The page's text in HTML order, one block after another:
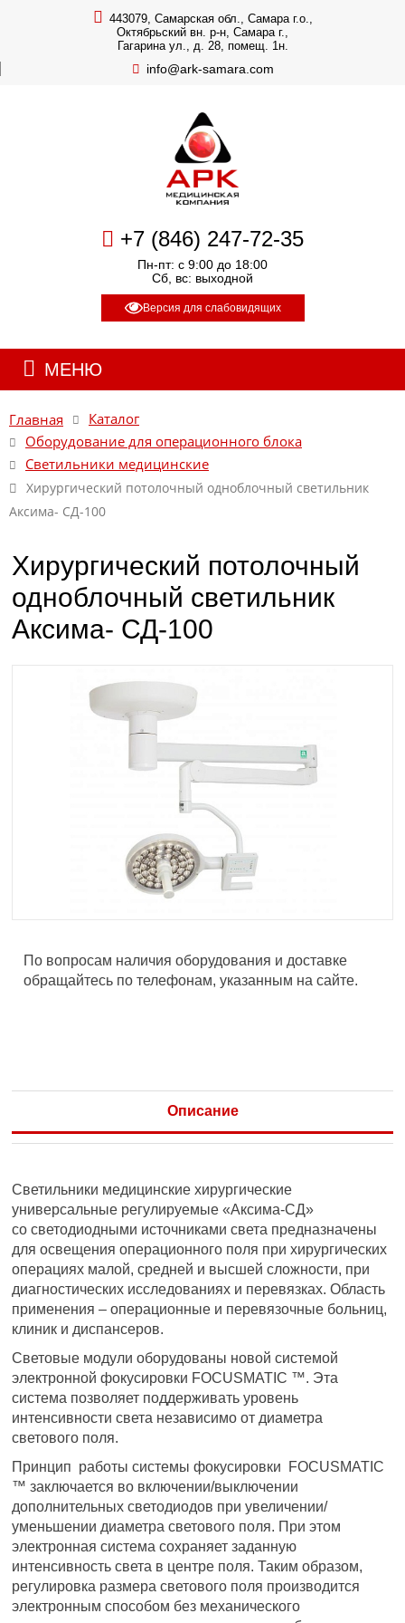
443079, Самарская обл., Самара г.о.,
Октябрьский вн. р-н, Самара г.,
Гагарина ул., д. 28, помещ. 1н.
info@ark-samara.com
+7 (846) 247-72-35
Пн-пт: с 9:00 до 18:00
Сб, вс: выходной
Версия для слабовидящих
МЕНЮ
Главная
Каталог
Оборудование для операционного блока
Светильники медицинские
Хирургический потолочный одноблочный светильник
Аксима- СД-100
Хирургический потолочный
одноблочный светильник
Аксима- СД-100
По вопросам наличия оборудования и доставке
обращайтесь по телефонам, указанным на сайте.
Описание
Светильники медицинские хирургические
универсальные регулируемые «Аксима-СД»
со светодиодными источниками света предназначены
для освещения операционного поля при хирургических
операциях малой, средней и высшей сложности, при
диагностических исследованиях и перевязках. Область
применения – операционные и перевязочные больниц,
клиник и диспансеров.
Световые модули оборудованы новой системой
электронной фокусировки FOCUSMATIC ™. Эта
система позволяет поддерживать уровень
интенсивности света независимо от диаметра
светового поля.
Принцип работы системы фокусировки FOCUSMATIC
™ заключается во включении/выключении
дополнительных светодиодов при увеличении/
уменьшении диаметра светового поля. При этом
электронная система сохраняет заданную
интенсивность света в центре поля. Таким образом,
регулировка размера светового поля производится
электронным способом без механического